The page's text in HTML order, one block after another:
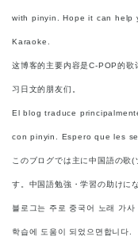
with pinyin. Hope it can help
Karaoke.
这博客的主要内容是C-POP的歌
习日文的朋友们。
El blog traduce
con pinyin. Espero que les
このブログでは主に中国語の歌
す。中国語勉強・学習の助けに
블로그는 주로 중국어 노래 가
학습에 도움이 되었으면합니다.